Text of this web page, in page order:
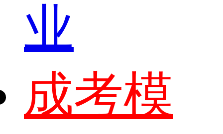
业
成考模